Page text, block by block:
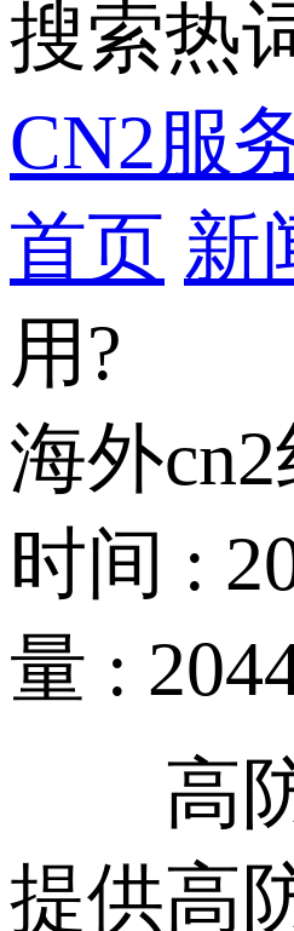
搜索热
CN2服
首页 新
用?
海外
时间 :
量 :
高防
提供高